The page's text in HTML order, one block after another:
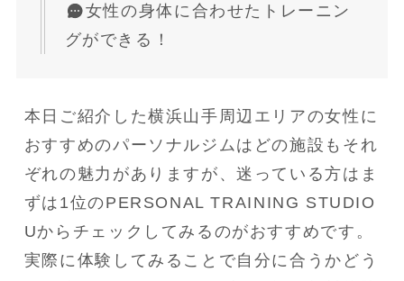
女性の身体に合わせたトレーニン
グができる！
本日ご紹介した横浜山手周辺エリアの女性に
おすすめのパーソナルジムはどの施設もそれ
ぞれの魅力がありますが、迷っている方はま
ずは1位のPERSONAL TRAINING STUDIO
Uからチェックしてみるのがおすすめです。
実際に体験してみることで自分に合うかどう